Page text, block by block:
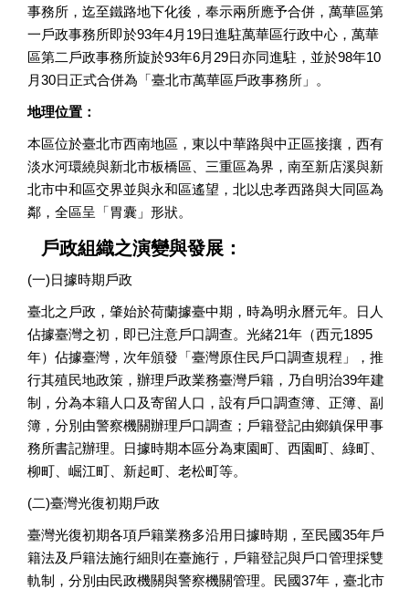
事務所，迄至鐵路地下化後，奉示兩所應予合併，萬華區第
一戶政事務所即於93年4月19日進駐萬華區行政中心，萬華
區第二戶政事務所旋於93年6月29日亦同進駐，並於98年10
月30日正式合併為「臺北市萬華區戶政事務所」。
地理位置：
本區位於臺北市西南地區，東以中華路與中正區接攘，西有
淡水河環繞與新北市板橋區、三重區為界，南至新店溪與新
北市中和區交界並與永和區遙望，北以忠孝西路與大同區為
鄰，全區呈「胃囊」形狀。
戶政組織之演變與發展：
(一)日據時期戶政
臺北之戶政，肇始於荷蘭據臺中期，時為明永曆元年。日人
佔據臺灣之初，即已注意戶口調查。光緒21年（西元1895
年）佔據臺灣，次年頒發「臺灣原住民戶口調查規程」，推
行其殖民地政策，辦理戶政業務臺灣戶籍，乃自明治39年建
制，分為本籍人口及寄留人口，設有戶口調查簿、正簿、副
簿，分別由警察機關辦理戶口調查；戶籍登記由鄉鎮保甲事
務所書記辦理。日據時期本區分為東園町、西園町、綠町、
柳町、崛江町、新起町、老松町等。
(二)臺灣光復初期戶政
臺灣光復初期各項戶籍業務多沿用日據時期，至民國35年戶
籍法及戶籍法施行細則在臺施行，戶籍登記與戶口管理採雙
軌制，分別由民政機關與警察機關管理。民國37年，臺北市